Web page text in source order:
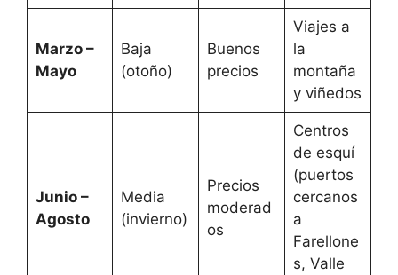
Marzo –
Mayo
Baja
(otoño)
Buenos
precios
Viajes a
la
montaña
y viñedos
Junio –
Agosto
Media
(invierno)
Precios
moderad
os
Centros
de esquí
(puertos
cercanos
a
Farellone
s, Valle